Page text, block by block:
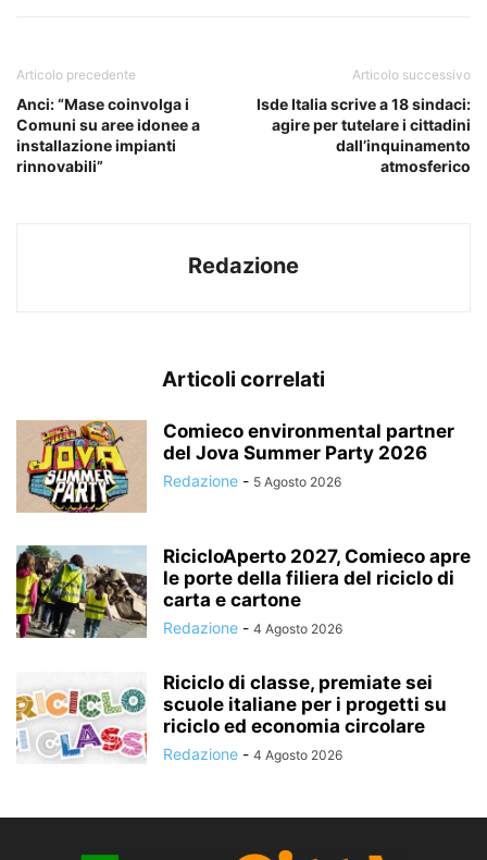
Articolo precedente
Anci: “Mase coinvolga i
Comuni su aree idonee a
installazione impianti
rinnovabili”
Articolo successivo
Isde Italia scrive a 18 sindaci:
agire per tutelare i cittadini
dall’inquinamento
atmosferico
Redazione
Articoli correlati
Comieco environmental partner
del Jova Summer Party 2026
Redazione - 5 Agosto 2026
RicicloAperto 2027, Comieco apre
le porte della filiera del riciclo di
carta e cartone
Redazione - 4 Agosto 2026
Riciclo di classe, premiate sei
scuole italiane per i progetti su
riciclo ed economia circolare
Redazione - 4 Agosto 2026